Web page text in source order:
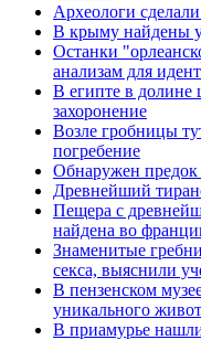
Археологи
В крыму найдены
Останки
анализам для
В египте в долине
захоронение
Возле гробницы
погребение
Обнаружен предок
Древнейший
Пещера с
найдена во
Знаменитые
секса, выяснили
В пензенском
уникального
В приамурье